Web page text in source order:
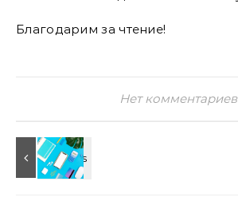
Благодарим за чтение!
Нет комментариев